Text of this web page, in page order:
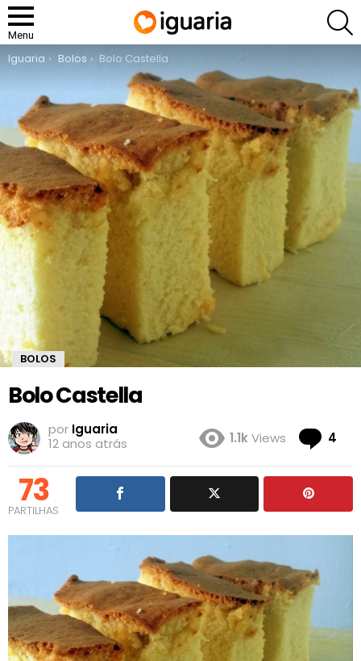
Menu
You are here:
Iguaria Bolos Bolo Castella
BOLOS
Bolo Castella
por Iguaria
12 anos atrás
1.1kViews 4
73
PARTILHAS